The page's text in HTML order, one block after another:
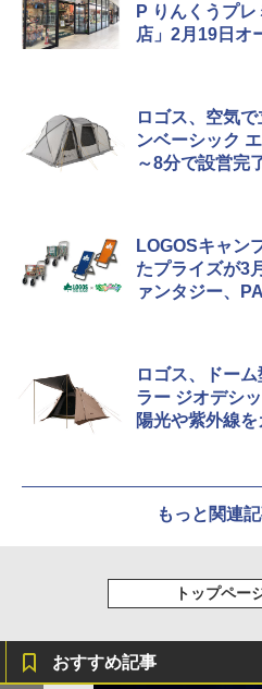
ポインターラ
USB充電式
可能 安全ロ
￥1,180
P りんくうプ
店」2月19日オ
ロゴス、空気
ンベーシック
～8分で設営完
LOGOSキャン
たプライズが3
ァンタジー、
ロゴス、ドー
ラー ジオデシ
陽光や紫外線を
もっと関連
トップペー
おすすめ記事